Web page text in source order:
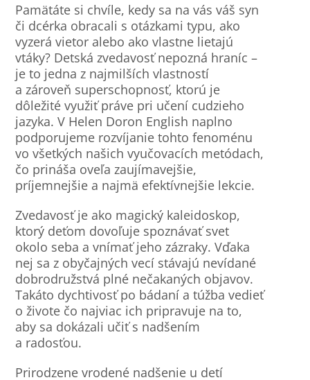
Pamätáte si chvíle, kedy sa na vás váš syn
či dcérka obracali s otázkami typu, ako
vyzerá vietor alebo ako vlastne lietajú
vtáky? Detská zvedavosť nepozná hraníc –
je to jedna z najmilších vlastností
a zároveň superschopnosť, ktorú je
dôležité využiť práve pri učení cudzieho
jazyka. V Helen Doron English naplno
podporujeme rozvíjanie tohto fenoménu
vo všetkých našich vyučovacích metódach,
čo prináša oveľa zaujímavejšie,
príjemnejšie a najmä efektívnejšie lekcie.
Zvedavosť je ako magický kaleidoskop,
ktorý deťom dovoľuje spoznávať svet
okolo seba a vnímať jeho zázraky. Vďaka
nej sa z obyčajných vecí stávajú nevídané
dobrodružstvá plné nečakaných objavov.
Takáto dychtivosť po bádaní a túžba vedieť
o živote čo najviac ich pripravuje na to,
aby sa dokázali učiť s nadšením
a radosťou.
Prirodzene vrodené nadšenie u detí